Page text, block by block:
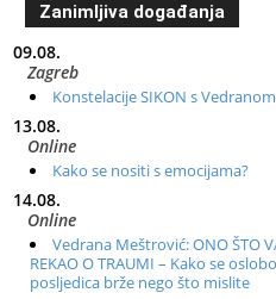
Zanimljiva događanja
09.08.
Zagreb
Konstelacije SIKON s
13.08.
Online
Kako se nositi s emocijama?
14.08.
Online
Vedrana Meštrović: ONO ŠTO
REKAO O TRAUMI – Kako se
posljedica brže nego što mislite